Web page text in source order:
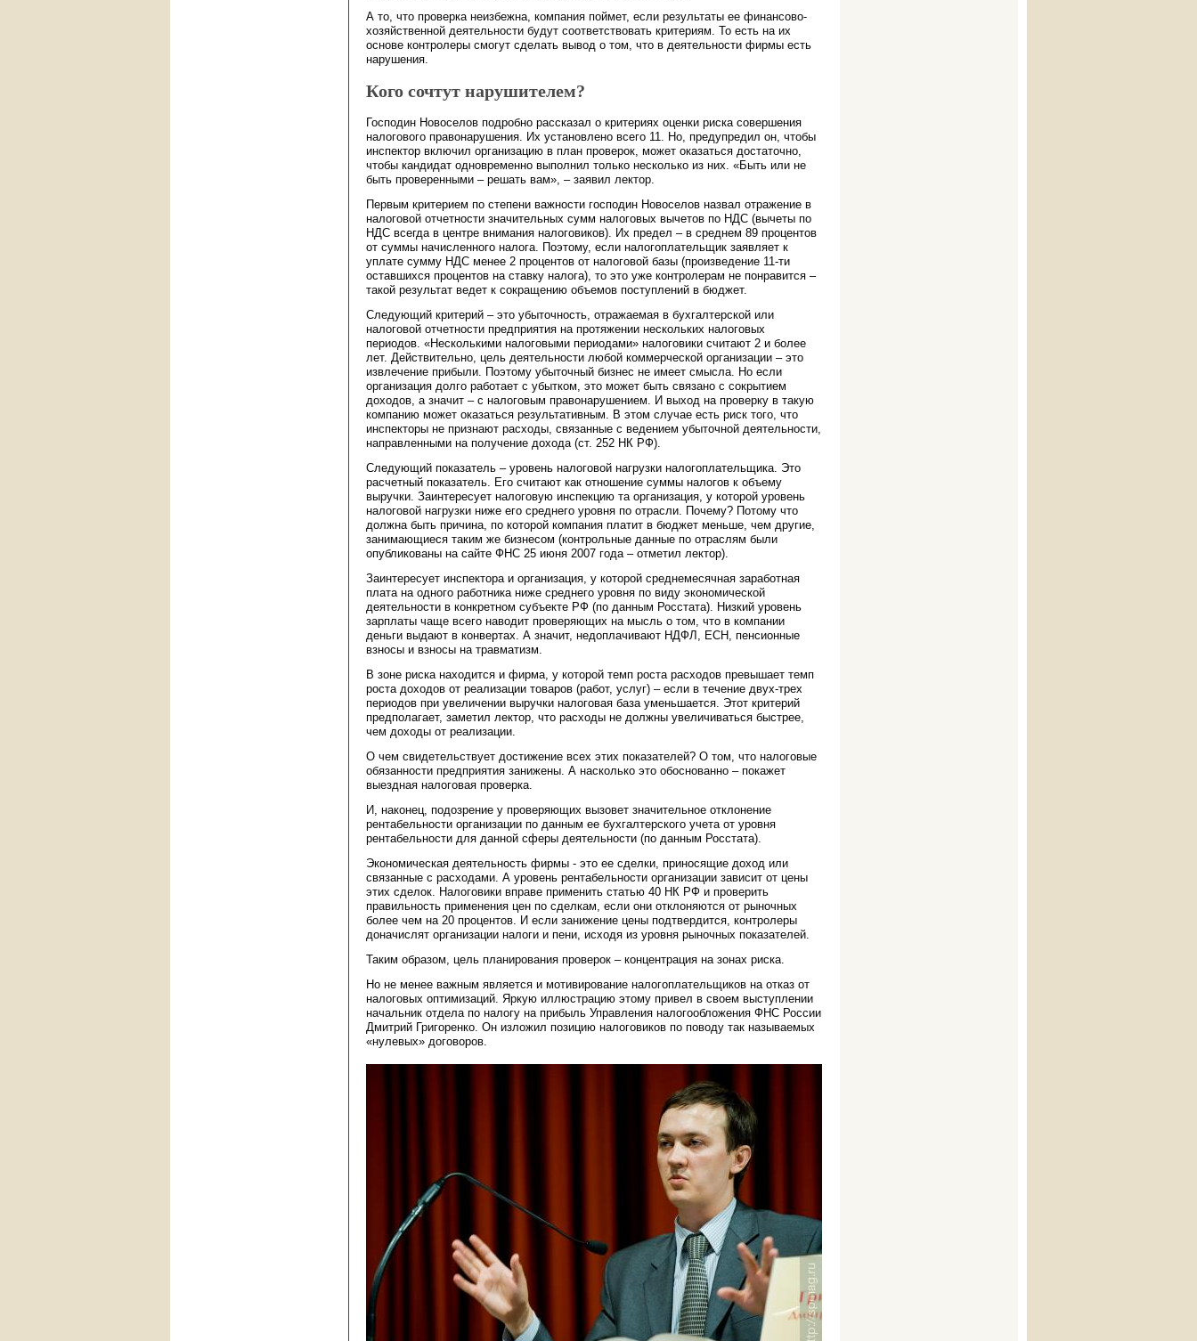
А то, что проверка неизбежна, компания поймет, если результаты ее финансово-
хозяйственной деятельности будут соответствовать критериям. То есть на их
основе контролеры смогут сделать вывод о том, что в деятельности фирмы есть
нарушения.
Кого сочтут нарушителем?
Господин Новоселов подробно рассказал о критериях оценки риска совершения
налогового правонарушения. Их установлено всего 11. Но, предупредил он, чтобы
инспектор включил организацию в план проверок, может оказаться достаточно,
чтобы кандидат одновременно выполнил только несколько из них. «Быть или не
быть проверенными – решать вам», – заявил лектор.
Первым критерием по степени важности господин Новоселов назвал отражение в
налоговой отчетности значительных сумм налоговых вычетов по НДС (вычеты по
НДС всегда в центре внимания налоговиков). Их предел – в среднем 89 процентов
от суммы начисленного налога. Поэтому, если налогоплательщик заявляет к
уплате сумму НДС менее 2 процентов от налоговой базы (произведение 11-ти
оставшихся процентов на ставку налога), то это уже контролерам не понравится –
такой результат ведет к сокращению объемов поступлений в бюджет.
Следующий критерий – это убыточность, отражаемая в бухгалтерской или
налоговой отчетности предприятия на протяжении нескольких налоговых
периодов. «Несколькими налоговыми периодами» налоговики считают 2 и более
лет. Действительно, цель деятельности любой коммерческой организации – это
извлечение прибыли. Поэтому убыточный бизнес не имеет смысла. Но если
организация долго работает с убытком, это может быть связано с сокрытием
доходов, а значит – с налоговым правонарушением. И выход на проверку в такую
компанию может оказаться результативным. В этом случае есть риск того, что
инспекторы не признают расходы, связанные с ведением убыточной деятельности,
направленными на получение дохода (ст. 252 НК РФ).
Следующий показатель – уровень налоговой нагрузки налогоплательщика. Это
расчетный показатель. Его считают как отношение суммы налогов к объему
выручки. Заинтересует налоговую инспекцию та организация, у которой уровень
налоговой нагрузки ниже его среднего уровня по отрасли. Почему? Потому что
должна быть причина, по которой компания платит в бюджет меньше, чем другие,
занимающиеся таким же бизнесом (контрольные данные по отраслям были
опубликованы на сайте ФНС 25 июня 2007 года – отметил лектор).
Заинтересует инспектора и организация, у которой среднемесячная заработная
плата на одного работника ниже среднего уровня по виду экономической
деятельности в конкретном субъекте РФ (по данным Росстата). Низкий уровень
зарплаты чаще всего наводит проверяющих на мысль о том, что в компании
деньги выдают в конвертах. А значит, недоплачивают НДФЛ, ЕСН, пенсионные
взносы и взносы на травматизм.
В зоне риска находится и фирма, у которой темп роста расходов превышает темп
роста доходов от реализации товаров (работ, услуг) – если в течение двух-трех
периодов при увеличении выручки налоговая база уменьшается. Этот критерий
предполагает, заметил лектор, что расходы не должны увеличиваться быстрее,
чем доходы от реализации.
О чем свидетельствует достижение всех этих показателей? О том, что налоговые
обязанности предприятия занижены. А насколько это обоснованно – покажет
выездная налоговая проверка.
И, наконец, подозрение у проверяющих вызовет значительное отклонение
рентабельности организации по данным ее бухгалтерского учета от уровня
рентабельности для данной сферы деятельности (по данным Росстата).
Экономическая деятельность фирмы - это ее сделки, приносящие доход или
связанные с расходами. А уровень рентабельности организации зависит от цены
этих сделок. Налоговики вправе применить статью 40 НК РФ и проверить
правильность применения цен по сделкам, если они отклоняются от рыночных
более чем на 20 процентов. И если занижение цены подтвердится, контролеры
доначислят организации налоги и пени, исходя из уровня рыночных показателей.
Таким образом, цель планирования проверок – концентрация на зонах риска.
Но не менее важным является и мотивирование налогоплательщиков на отказ от
налоговых оптимизаций. Яркую иллюстрацию этому привел в своем выступлении
начальник отдела по налогу на прибыль Управления налогообложения ФНС России
Дмитрий Григоренко. Он изложил позицию налоговиков по поводу так называемых
«нулевых» договоров.